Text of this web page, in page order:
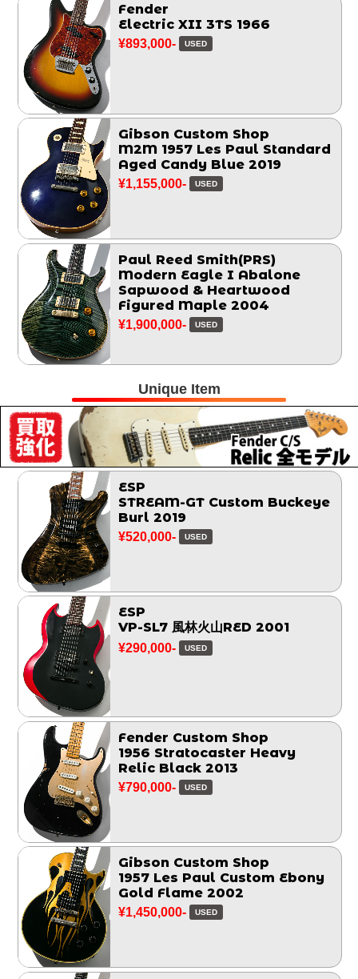
Fender
Electric XII 3TS 1966
¥893,000- USED
Gibson Custom Shop
M2M 1957 Les Paul Standard
Aged Candy Blue 2019
¥1,155,000- USED
Paul Reed Smith(PRS)
Modern Eagle I Abalone
Sapwood & Heartwood
Figured Maple 2004
¥1,900,000- USED
Unique Item
ESP
STREAM-GT Custom Buckeye
Burl 2019
¥520,000- USED
ESP
VP-SL7 風林火山RED 2001
¥290,000- USED
Fender Custom Shop
1956 Stratocaster Heavy
Relic Black 2013
¥790,000- USED
Gibson Custom Shop
1957 Les Paul Custom Ebony
Gold Flame 2002
¥1,450,000- USED